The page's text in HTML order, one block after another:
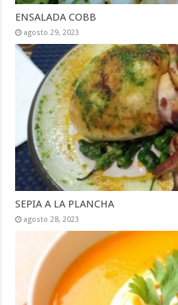
ENSALADA COBB
agosto 29, 2023
SEPIA A LA PLANCHA
agosto 28, 2023